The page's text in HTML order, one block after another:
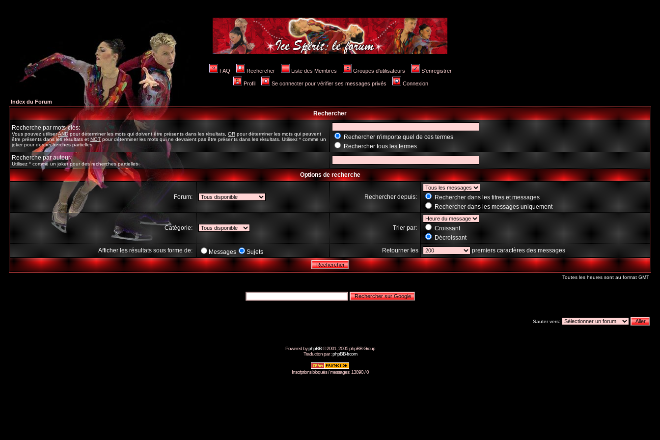
FAQ Rechercher Liste des Membres Groupes d'utilisateurs S'enregistrer
Profil Se connecter pour vérifier ses messages privés Connexion
Index du Forum
Rechercher
Recherche par mots-clés:
Vous pouvez utiliserANDpour déterminer les mots qui doivent être présents dans les résultats,ORpour déterminer les mots qui peuvent
être présents dans les résultats etNOTpour déterminer les mots qui ne devraient pas être présents dans les résultats. Utilisez * comme un
joker pour des recherches partielles
Rechercher n'importe quel de ces termes
Rechercher tous les termes
Recherche par auteur:
Utilisez * comme un joker pour des recherches partielles
Options de recherche
Forum: Rechercher depuis:
Rechercher dans les titres et messages
Rechercher dans les messages uniquement
Catégorie: Trier par:
Croissant
Décroissant
Afficher les résultats sous forme de:
Messages Sujets Retourner les premiers caractères des messages
Toutes les heures sont au format GMT
Sauter vers:
Powered byphpBB© 2001, 2005 phpBB Group
Traduction par :phpBB-fr.com
Inscriptions bloqués / messages: 13890 / 0